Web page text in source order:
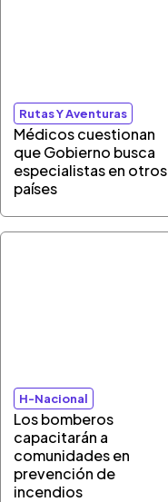
Rutas Y Aventuras
Médicos cuestionan
que Gobierno busca
especialistas en otros
países
H-Nacional
Los bomberos
capacitarán a
comunidades en
prevención de
incendios